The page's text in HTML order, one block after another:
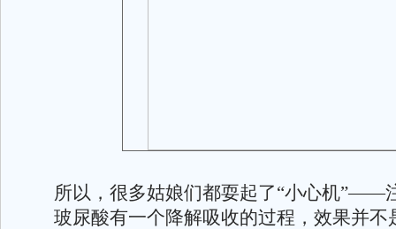
所以，很多姑娘们都耍起了“小心机”——
玻尿酸有一个降解吸收的过程，效果并不